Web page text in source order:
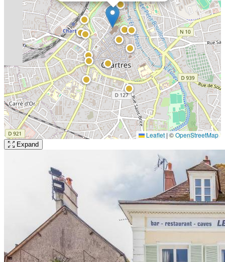
Leaflet|©OpenStreetMap
Expand